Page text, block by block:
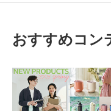
おすすめコン